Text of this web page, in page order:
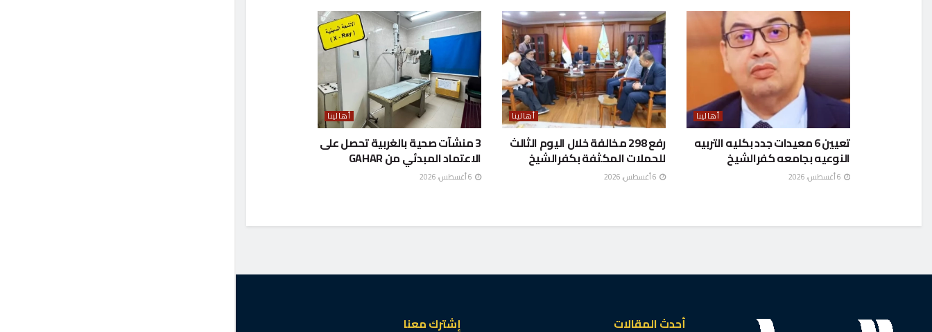
أهالينا
تعيين 6 معيدات جدد بكليه التربيه
النوعيه بجامعه كفرالشيخ
أهالينا
رفع 298 مخالفة خلال اليوم الثالث
للحملات المكثفة بكفرالشيخ
أهالينا
3 منشآت صحية بالغربية تحصل على
الاعتماد المبدئي من GAHAR
أحدث المقالات
إشترك معنا